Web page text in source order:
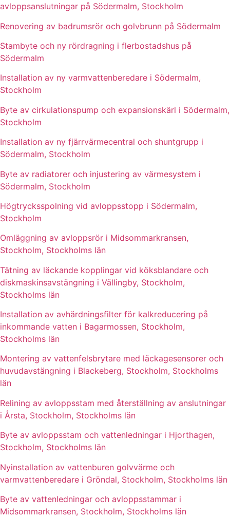
avloppsanslutningar på Södermalm, Stockholm
Renovering av badrumsrör och golvbrunn på Södermalm
Stambyte och ny rördragning i flerbostadshus på
Södermalm
Installation av ny varmvattenberedare i Södermalm,
Stockholm
Byte av cirkulationspump och expansionskärl i Södermalm,
Stockholm
Installation av ny fjärrvärmecentral och shuntgrupp i
Södermalm, Stockholm
Byte av radiatorer och injustering av värmesystem i
Södermalm, Stockholm
Högtrycksspolning vid avloppsstopp i Södermalm,
Stockholm
Omläggning av avloppsrör i Midsommarkransen,
Stockholm, Stockholms län
Tätning av läckande kopplingar vid köksblandare och
diskmaskinsavstängning i Vällingby, Stockholm,
Stockholms län
Installation av avhärdningsfilter för kalkreducering på
inkommande vatten i Bagarmossen, Stockholm,
Stockholms län
Montering av vattenfelsbrytare med läckagesensorer och
huvudavstängning i Blackeberg, Stockholm, Stockholms
län
Relining av avloppsstam med återställning av anslutningar
i Årsta, Stockholm, Stockholms län
Byte av avloppsstam och vattenledningar i Hjorthagen,
Stockholm, Stockholms län
Nyinstallation av vattenburen golvvärme och
varmvattenberedare i Gröndal, Stockholm, Stockholms län
Byte av vattenledningar och avloppsstammar i
Midsommarkransen, Stockholm, Stockholms län